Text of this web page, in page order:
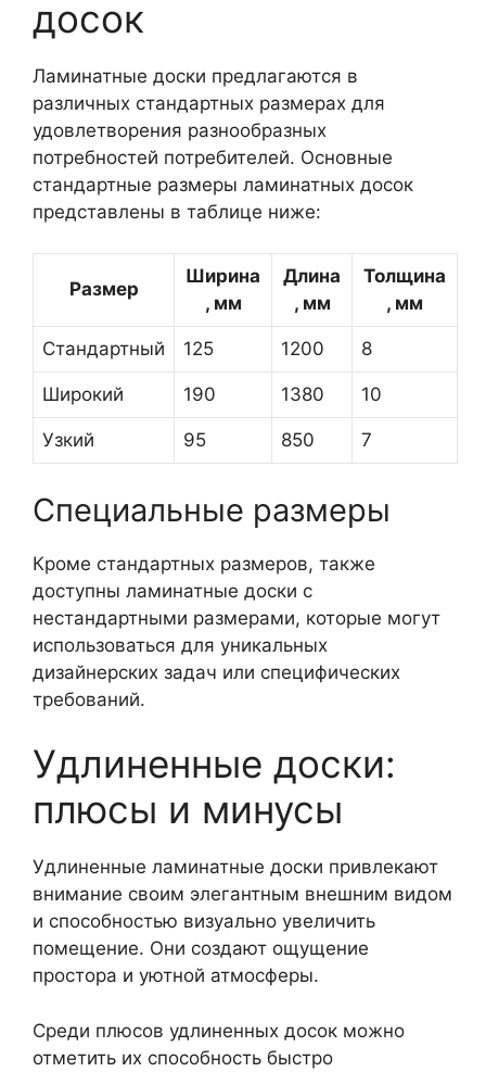
досок
Ламинатные доски предлагаются в
различных стандартных размерах для
удовлетворения разнообразных
потребностей потребителей. Основные
стандартные размеры ламинатных досок
представлены в таблице ниже:
Размер
Ширина
, мм
Длина
, мм
Толщина
, мм
Стандартный 125 1200 8
Широкий 190 1380 10
Узкий 95 850 7
Специальные размеры
Кроме стандартных размеров, также
доступны ламинатные доски с
нестандартными размерами, которые могут
использоваться для уникальных
дизайнерских задач или специфических
требований.
Удлиненные доски:
плюсы и минусы
Удлиненные ламинатные доски привлекают
внимание своим элегантным внешним видом
и способностью визуально увеличить
помещение. Они создают ощущение
простора и уютной атмосферы.
Среди плюсов удлиненных досок можно
отметить их способность быстро